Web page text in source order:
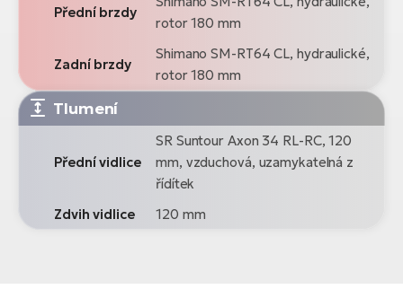
Přední brzdy
rotor 180 mm
Zadní brzdy
Shimano SM-RT64 CL, hydraulické,
rotor 180 mm
Tlumení
Přední vidlice
SR Suntour Axon 34 RL-RC, 120
mm, vzduchová, uzamykatelná z
řídítek
Zdvih vidlice
120 mm